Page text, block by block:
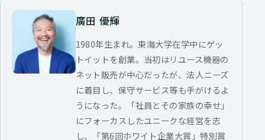
廣田 優輝
1980年生まれ。東海大学在学中にゲッ
トイットを創業。当初はリユース機器の
ネット販売が中心だったが、法人ニーズ
に着目し、保守サービス等も手がけるよ
うになった。「社員とその家族の幸せ」
にフォーカスしたユニークな経営を志
し、「第6回ホワイト企業大賞」特別賞